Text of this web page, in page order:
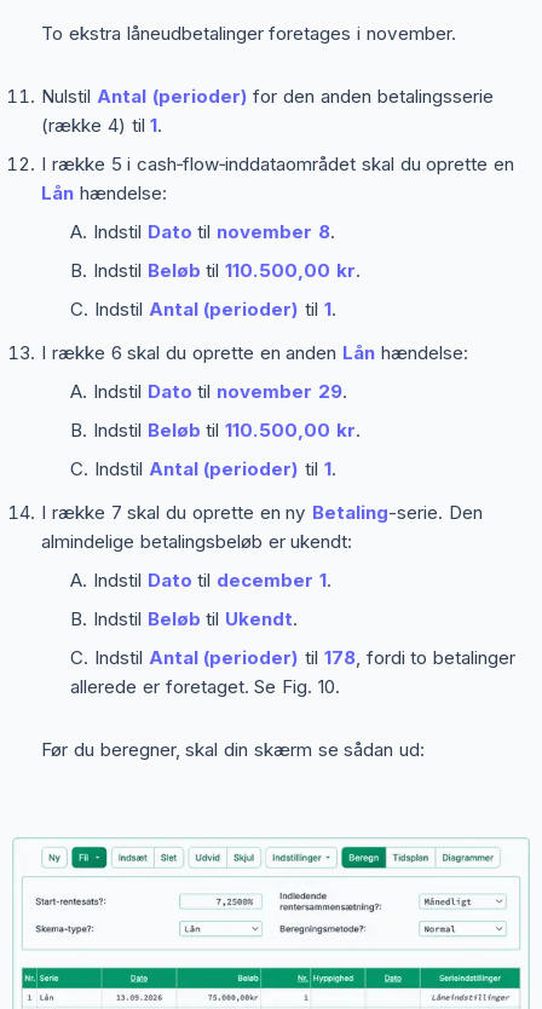
To ekstra låneudbetalinger foretages i november.
Nulstil Antal (perioder) for den anden betalingsserie
(række 4) til1.
I række 5 i cash‑flow‑inddataområdet skal du oprette en
Lån hændelse:
Indstil Dato til november 8.
Indstil Beløb til110.500,00 kr.
Indstil Antal (perioder) til 1.
I række 6 skal du oprette en anden Lån hændelse:
Indstil Dato til november 29.
Indstil Beløb til110.500,00 kr.
Indstil Antal (perioder) til 1.
I række 7 skal du oprette en ny Betaling-serie. Den
almindelige betalingsbeløb er ukendt:
Indstil Dato til december 1.
Indstil Beløb til Ukendt.
Indstil Antal (perioder) til 178, fordi to betalinger
allerede er foretaget. Se Fig. 10.
Før du beregner, skal din skærm se sådan ud: